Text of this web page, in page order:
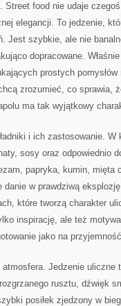
food nie udaje
elegancji. To jedzenie,
Jest szybkie, ale nie
dopracowane.
prostych pomysłów
zrozumieć, co sprawia,
ma tak wyjątkowy
i ich zastosowanie. W
sosy oraz odpowiednio
papryka, kumin, mięta
w prawdziwą
które tworzą charakter
inspirację, ale też
jako na
Jedzenie uliczne
rusztu, dźwięk
posiłek zjedzony w